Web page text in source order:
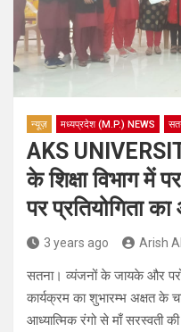
न्यूज़ मध्यप्रदेश (M.P.) NEWS
AKS
के शिक्षा विभाग में
पर प्रतियोगिता
3 years ago Arish
सतना। व्यंजनों के जायके और
कार्यक्रम का शुभारम्भ अक्षत के
आध्यात्मिक रंगो से माँ सरस्वती